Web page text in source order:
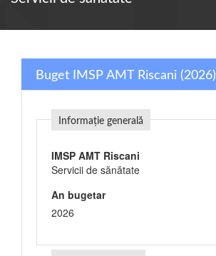
Buget IMSP AMT Riscani (2026)
Informație generală
IMSP AMT Riscani
Servicii de sănătate
An bugetar
2026